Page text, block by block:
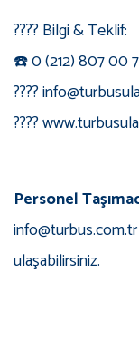
???? Bilgi & Teklif:
☎️ 0 (212) 807 00
????
????
Personel
ulaşabilirsiniz.